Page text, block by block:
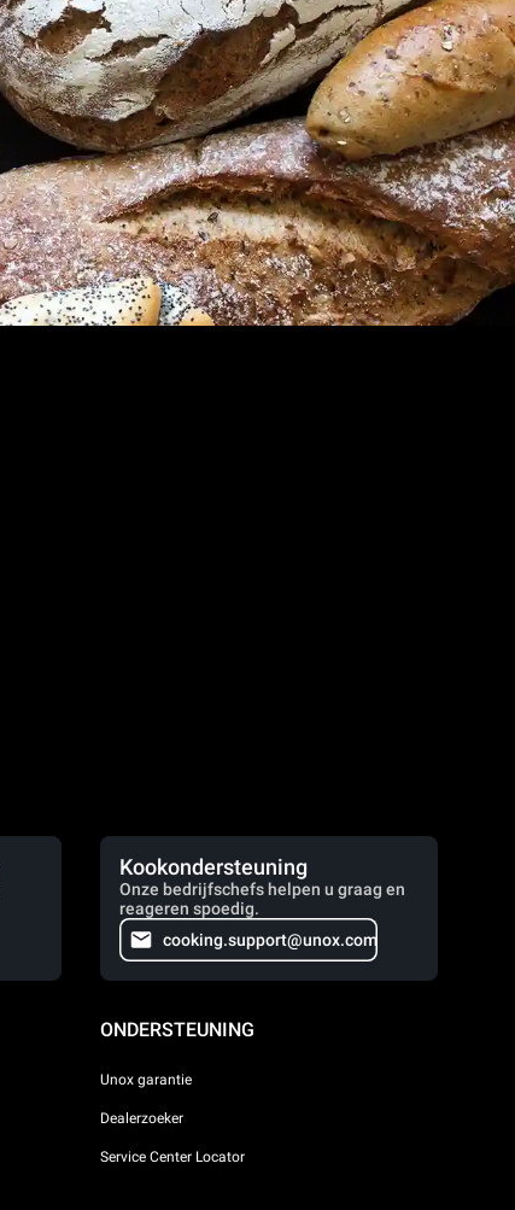
Kookondersteuning
Onze bedrijfschefs helpen u graag en
reageren spoedig.
cooking.support@unox.com
ONDERSTEUNING
Unox garantie
Dealerzoeker
Service Center Locator